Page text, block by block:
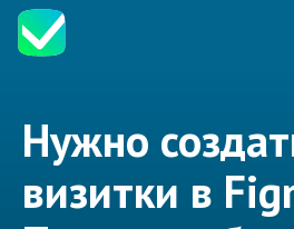
Нужно
визитки в